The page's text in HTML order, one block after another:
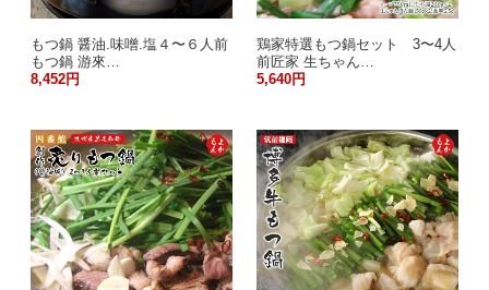
もつ鍋 醤油.味噌.塩４〜６人前
もつ鍋 游來…
8,452円
鶏家特選もつ鍋セット 3〜4人
前匠家 生ちゃん…
5,640円